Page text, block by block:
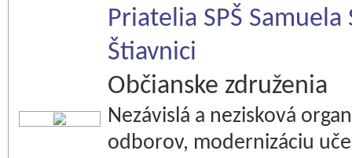
Priatelia SPŠ
Štiavnici
Občianske združenia
Nezávislá a nezisková
odborov, modernizáciu